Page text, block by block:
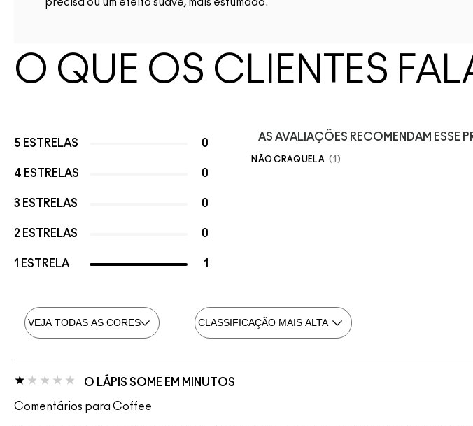
O QUE OS CLIENTES
5 ESTRELAS 0
4 ESTRELAS 0
3 ESTRELAS 0
2 ESTRELAS 0
1 ESTRELA 1
AS AVALIAÇÕES RECOMENDAM ESSE
NÃO CRAQUELA 1
O LÁPIS SOME EM MINUTOS
Comentários para Coffee